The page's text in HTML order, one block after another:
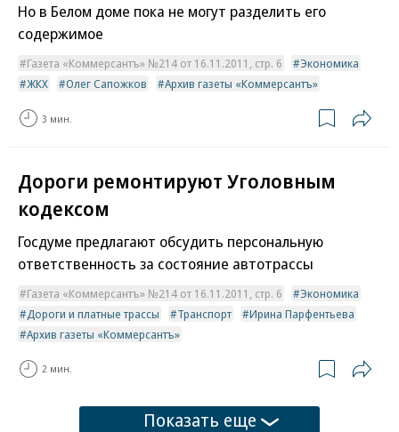
Но в Белом доме пока не могут разделить его
содержимое
Газета «Коммерсантъ» №214 от 16.11.2011, стр. 6
Экономика
ЖКХ
Олег Сапожков Архив газеты «Коммерсантъ»
3 мин.
Дороги ремонтируют Уголовным
кодексом
Госдуме предлагают обсудить персональную
ответственность за состояние автотрассы
Газета «Коммерсантъ» №214 от 16.11.2011, стр. 6
Экономика
Дороги и платные трассы
Транспорт
Ирина Парфентьева
Архив газеты «Коммерсантъ»
2 мин.
Показать еще